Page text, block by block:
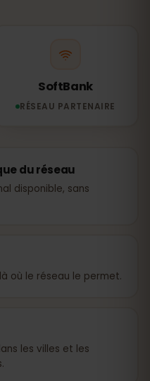
SoftBank
RÉSEAU PARTENAIRE
du réseau
disponible, sans
où le réseau le permet.
les villes et les